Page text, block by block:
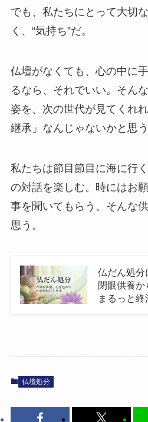
でも、私たちにとって大切
く、“気持ち”だ。
仏壇がなくても、心の中に
るなら、それでいい。そん
姿を、次の世代が見てくれ
継承」なんじゃないかと思う
私たちは節目節目に海に行
の対話を楽しむ。時にはお
事を聞いてもらう。そんな
思う。
仏だん​処分
閉眼供養
まるっと​
仏壇処分